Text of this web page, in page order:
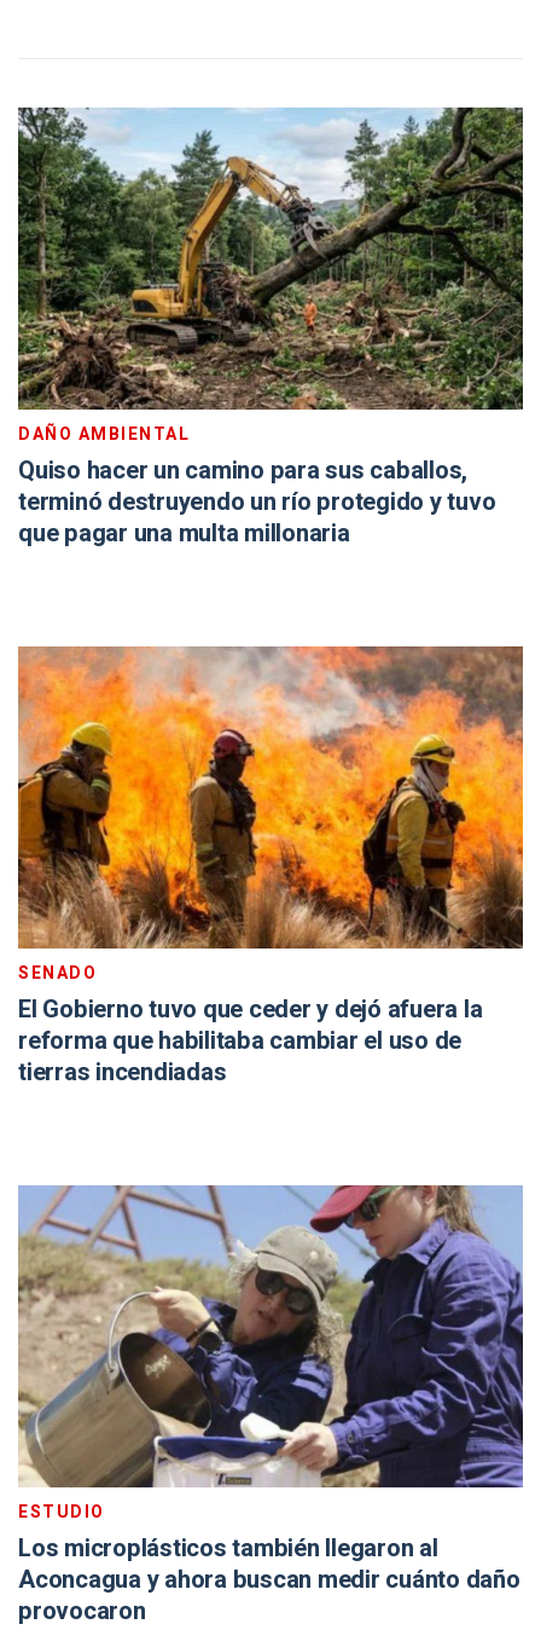
DAÑO AMBIENTAL
Quiso hacer un camino para sus caballos,
terminó destruyendo un río protegido y tuvo
que pagar una multa millonaria
SENADO
El Gobierno tuvo que ceder y dejó afuera la
reforma que habilitaba cambiar el uso de
tierras incendiadas
ESTUDIO
Los microplásticos también llegaron al
Aconcagua y ahora buscan medir cuánto daño
provocaron